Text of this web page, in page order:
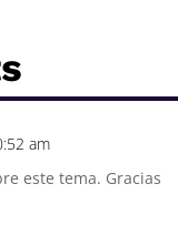
am
este tema. Gracias